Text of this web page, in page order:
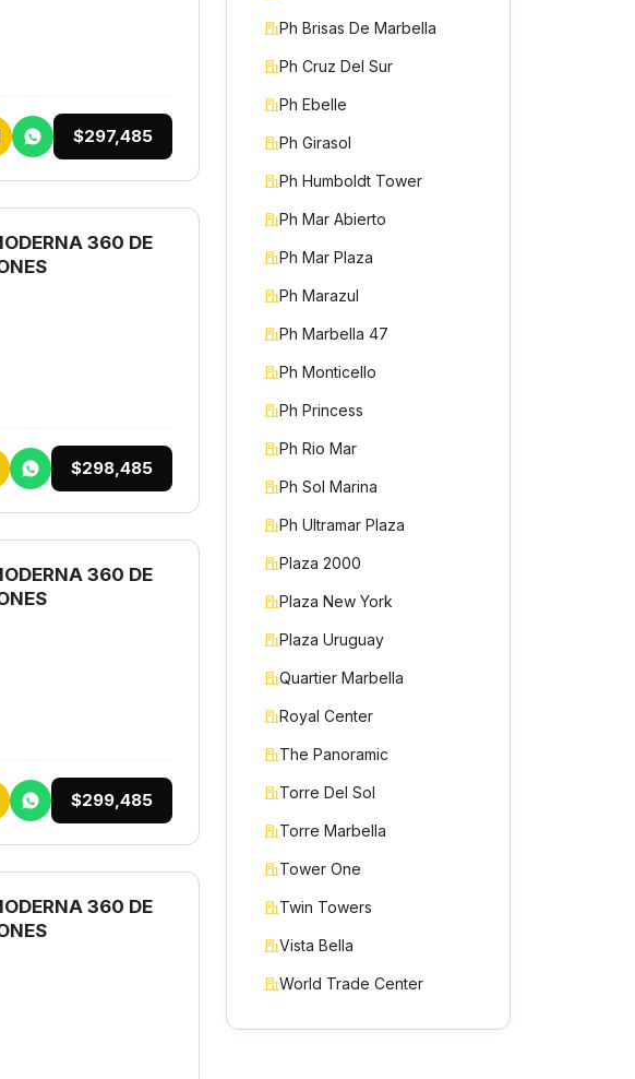
$297,485
360 DE
$298,485
360 DE
$299,485
360 DE
Ph Brisas De Marbella
Ph Cruz Del Sur
Ph Ebelle
Ph Girasol
Ph Humboldt Tower
Ph Mar Abierto
Ph Mar Plaza
Ph Marazul
Ph Marbella 47
Ph Monticello
Ph Princess
Ph Rio Mar
Ph Sol Marina
Ph Ultramar Plaza
Plaza 2000
Plaza New York
Plaza Uruguay
Quartier Marbella
Royal Center
The Panoramic
Torre Del Sol
Torre Marbella
Tower One
Twin Towers
Vista Bella
World Trade Center